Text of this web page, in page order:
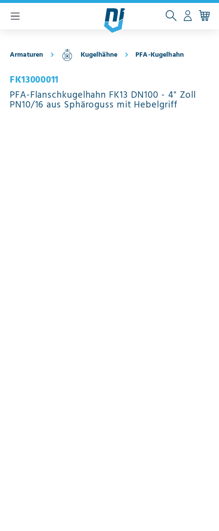
springen
Armaturen Kugelhähne PFA-Kugelhahn
FK13000011
PFA-Flanschkugelhahn FK13 DN100 - 4" Zoll
PN10/16 aus Sphäroguss mit Hebelgriff